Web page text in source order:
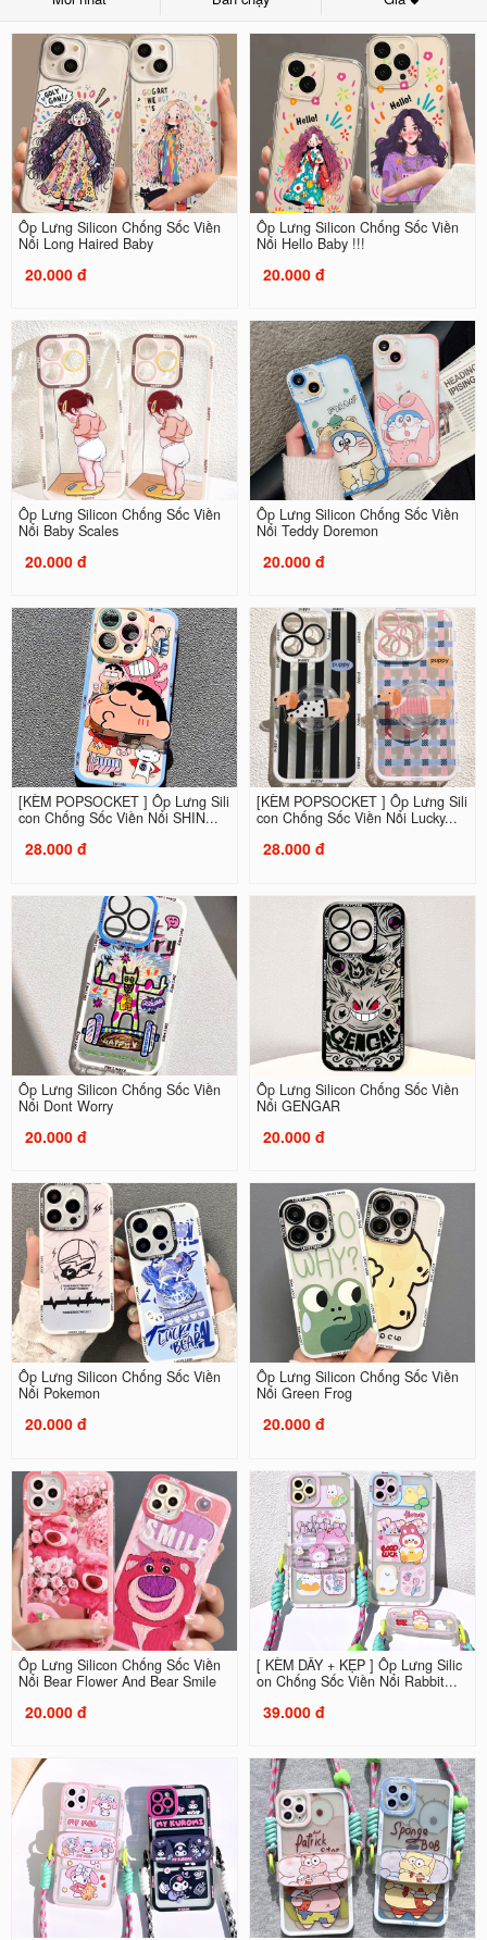
Ốp Lưng Silicon Chống Sốc Viền
Nổi Long Haired Baby
20.000 đ
Ốp Lưng Silicon Chống Sốc Viền
Nổi Hello Baby !!!
20.000 đ
Ốp Lưng Silicon Chống Sốc Viền
Nổi Baby Scales
20.000 đ
Ốp Lưng Silicon Chống Sốc Viền
Nổi Teddy Doremon
20.000 đ
[KÈM POPSOCKET ] Ốp Lưng Sili
con Chống Sốc Viền Nổi SHIN...
28.000 đ
[KÈM POPSOCKET ] Ốp Lưng Sili
con Chống Sốc Viền Nổi Lucky...
28.000 đ
Ốp Lưng Silicon Chống Sốc Viền
Nổi Dont Worry
20.000 đ
Ốp Lưng Silicon Chống Sốc Viền
Nổi GENGAR
20.000 đ
Ốp Lưng Silicon Chống Sốc Viền
Nổi Pokemon
20.000 đ
Ốp Lưng Silicon Chống Sốc Viền
Nổi Green Frog
20.000 đ
Ốp Lưng Silicon Chống Sốc Viền
Nổi Bear Flower And Bear Smile
20.000 đ
[ KÈM DÂY + KẸP ] Ốp Lưng Silic
on Chống Sốc Viền Nổi Rabbit...
39.000 đ